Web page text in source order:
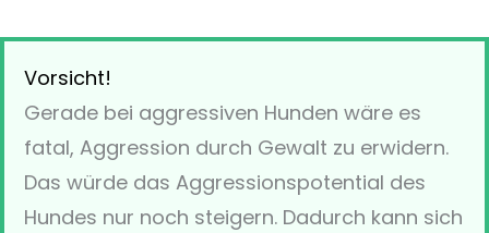
Vorsicht!
Gerade bei aggressiven Hunden wäre es
fatal, Aggression durch Gewalt zu erwidern.
Das würde das Aggressionspotential des
Hundes nur noch steigern. Dadurch kann sich